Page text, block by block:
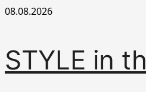
Перейти
08.08.2026
STYLE in